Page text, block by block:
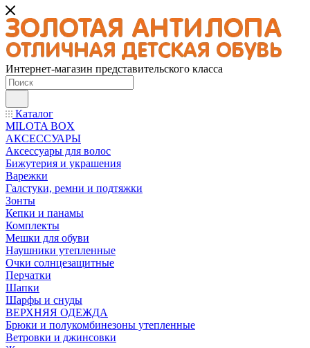
Интернет-магазин представительского класса
Каталог
MILOTA BOX
АКСЕССУАРЫ
Аксессуары для волос
Бижутерия и украшения
Варежки
Галстуки, ремни и подтяжки
Зонты
Кепки и панамы
Комплекты
Мешки для обуви
Наушники утепленные
Очки солнцезащитные
Перчатки
Шапки
Шарфы и снуды
ВЕРХНЯЯ ОДЕЖДА
Брюки и полукомбинезоны утепленные
Ветровки и джинсовки